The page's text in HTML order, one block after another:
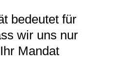
bedeutet für
wir uns nur
Mandat